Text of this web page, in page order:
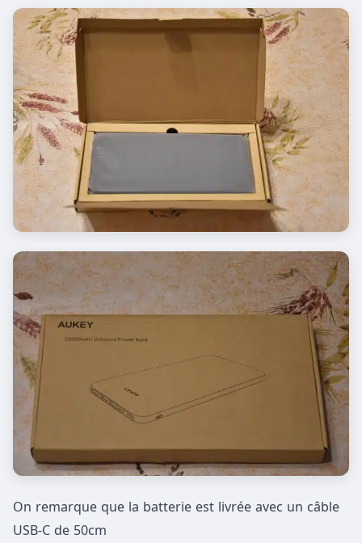
On remarque que la batterie est livrée avec un câble
USB-C de 50cm